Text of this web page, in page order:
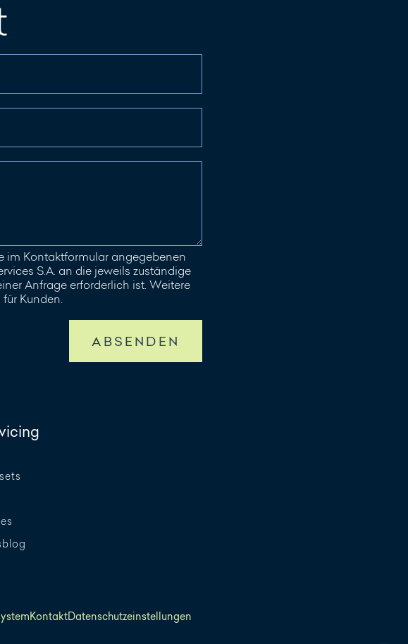
im Kontaktformular angegebenen
S.A. an die jeweils zuständige
Anfrage erforderlich ist. Weitere
Kunden.
ABSENDEN
KontaktDatenschutzeinstellungen